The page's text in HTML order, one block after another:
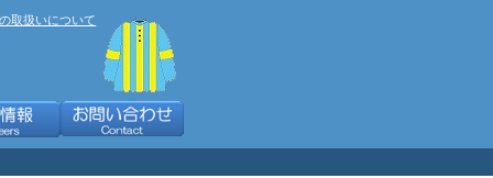
取扱いについて